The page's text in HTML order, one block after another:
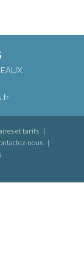
et tarifs
nous